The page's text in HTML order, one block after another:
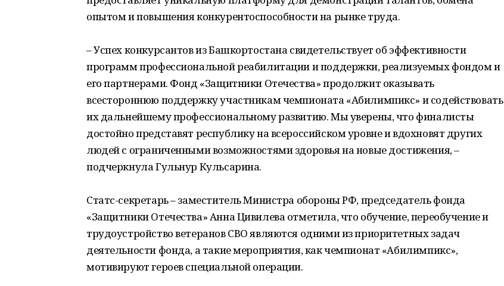
опытом и повышения конкурентоспособности на рынке труда.
– Успех конкурсантов из Башкортостана свидетельствует об эффективности
программ профессиональной реабилитации и поддержки, реализуемых фондом и
его партнерами. Фонд «Защитники Отечества» продолжит оказывать
всестороннюю поддержку участникам чемпионата «Абилимпикс» и содействовать
их дальнейшему профессиональному развитию. Мы уверены, что финалисты
достойно представят республику на всероссийском уровне и вдохновят других
людей с ограниченными возможностями здоровья на новые достижения, –
подчеркнула Гульнур Кульсарина.
Статс-секретарь – заместитель Министра обороны РФ, председатель фонда
«Защитники Отечества» Анна Цивилева отметила, что обучение, переобучение и
трудоустройство ветеранов СВО являются одними из приоритетных задач
деятельности фонда, а такие мероприятия, как чемпионат «Абилимпикс»,
мотивируют героев специальной операции.